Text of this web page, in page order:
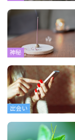
神秘
出会い